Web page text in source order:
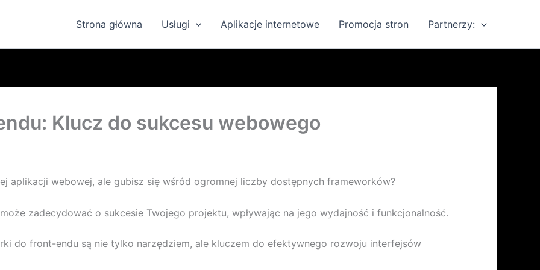
Strona główna Usługi Aplikacje internetowe Promocja stron Partnerzy:
Klucz do sukcesu webowego
aplikacji webowej, ale gubisz się wśród ogromnej liczby dostępnych frameworków?
zadecydować o sukcesie Twojego projektu, wpływając na jego wydajność i funkcjonalność.
do front-endu są nie tylko narzędziem, ale kluczem do efektywnego rozwoju interfejsów